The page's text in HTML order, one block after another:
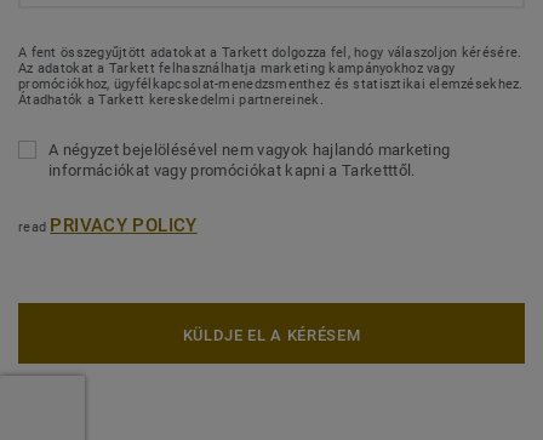
A fent összegyűjtött adatokat a Tarkett dolgozza fel, hogy válaszoljon kérésére.
Az adatokat a Tarkett felhasználhatja marketing kampányokhoz vagy
promóciókhoz, ügyfélkapcsolat-menedzsmenthez és statisztikai elemzésekhez.
Átadhatók a Tarkett kereskedelmi partnereinek.
A négyzet bejelölésével nem vagyok hajlandó marketing
információkat vagy promóciókat kapni a Tarketttől.
read PRIVACY POLICY
KÜLDJE EL A KÉRÉSEM